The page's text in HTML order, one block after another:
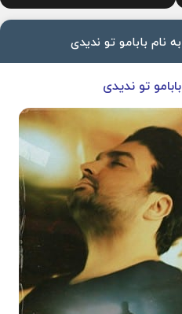
نام بابامو تو ندیدی
تو ندیدی